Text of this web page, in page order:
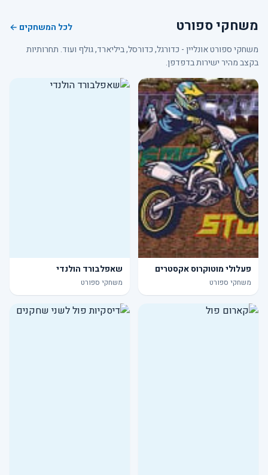
משחקי ספורט
לכל המשחקים ←
משחקי ספורט אונליין - כדורגל, כדורסל, ביליארד, גולף ועוד. תחרותיות
בקצב מהיר ישירות בדפדפן.
פעלולי מוטוקרוס אקסטרים
משחקי ספורט
שאפלבורד הולנדי
משחקי ספורט